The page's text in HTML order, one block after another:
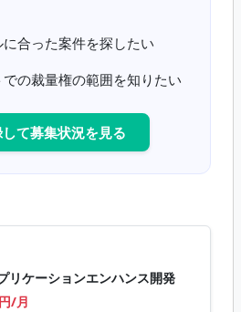
合った案件を探したい
の裁量権の範囲を知りたい
て募集状況を見る
リケーションエンハンス開発
/月